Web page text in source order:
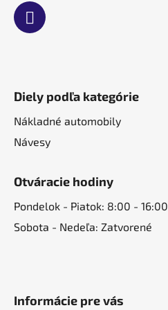
Diely podľa kategórie
Nákladné automobily
Návesy
Otváracie hodiny
Pondelok - Piatok: 8:00 - 16:00
Sobota - Nedeľa: Zatvorené
Informácie pre vás